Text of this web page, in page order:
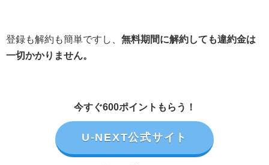
登録も解約も簡単ですし、 無料期間に解約しても違約金は
一切かかりません。
今すぐ600ポイントもらう！
U-NEXT公式サイト